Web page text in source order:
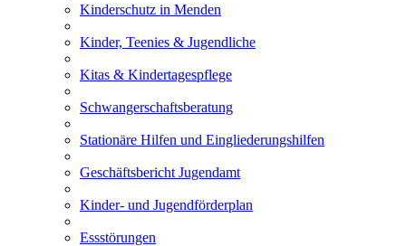
Kinderschutz in Menden
Kinder, Teenies & Jugendliche
Kitas & Kindertagespflege
Schwangerschaftsberatung
Stationäre Hilfen und Eingliederungshilfen
Geschäftsbericht Jugendamt
Kinder- und Jugendförderplan
Essstörungen